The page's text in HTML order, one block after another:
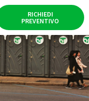
RICHIEDI
PREVENTIVO